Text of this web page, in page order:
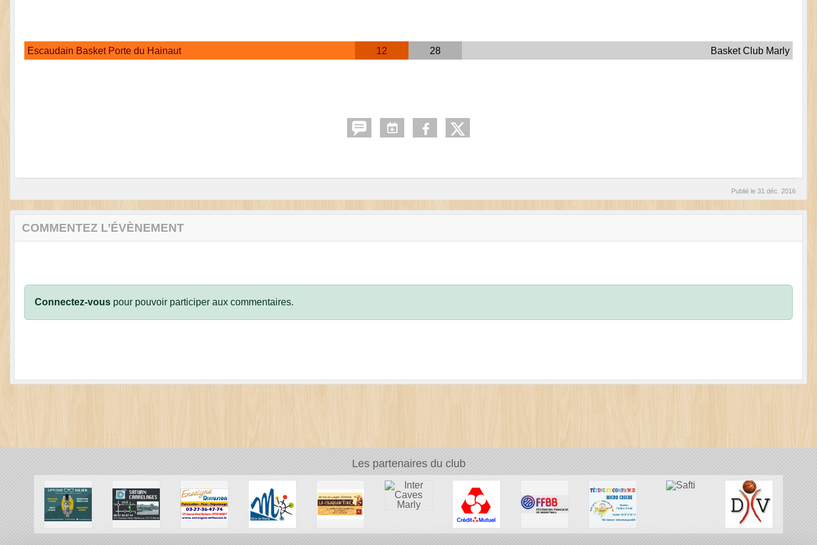
Escaudain Basket Porte du Hainaut 12 28 Basket Club Marly
Publié le 31 déc. 2016
COMMENTEZ L’ÉVÈNEMENT
Connectez-vous pour pouvoir participer aux commentaires.
Les partenaires du club